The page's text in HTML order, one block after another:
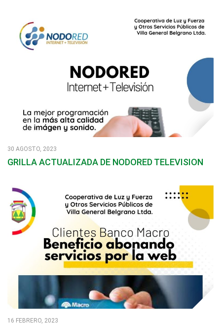
30 AGOSTO, 2023
GRILLA ACTUALIZADA DE NODORED TELEVISION
16 FEBRERO, 2023